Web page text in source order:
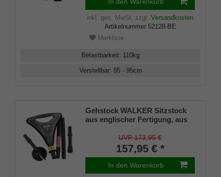
inkl. ges. MwSt. zzgl. Versandkosten
Artikelnummer 52128-BE
Merkliste
Belastbarkeit: 110kg
Verstellbar: 85 - 95cm
Gehstock WALKER Sitzstock
aus englischer Fertigung, aus
Spezial-Klappsitz/griff,inklusiv
Gummipuffer und
wasserdichter Nylontasche,
UVP 173,95 €
157,95 € *
In den Warenkorb